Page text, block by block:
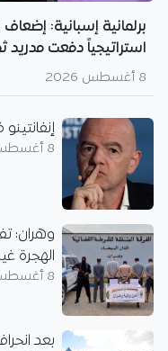
برلمانية إسبانية:
استراتيجياً دفعت مدريد
8 أغسطس 2026
8 أغسطس 2026
وهران:
الهجرة غير
8 أغسطس 2026
بعد